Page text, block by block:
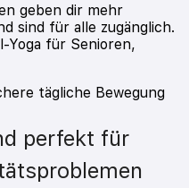
geben dir mehr
sind für alle zugänglich.
Yoga für Senioren,
perfekt für